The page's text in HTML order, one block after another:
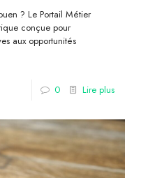
? Le Portail Métier
conçue pour
aux opportunités
0 Lire plus